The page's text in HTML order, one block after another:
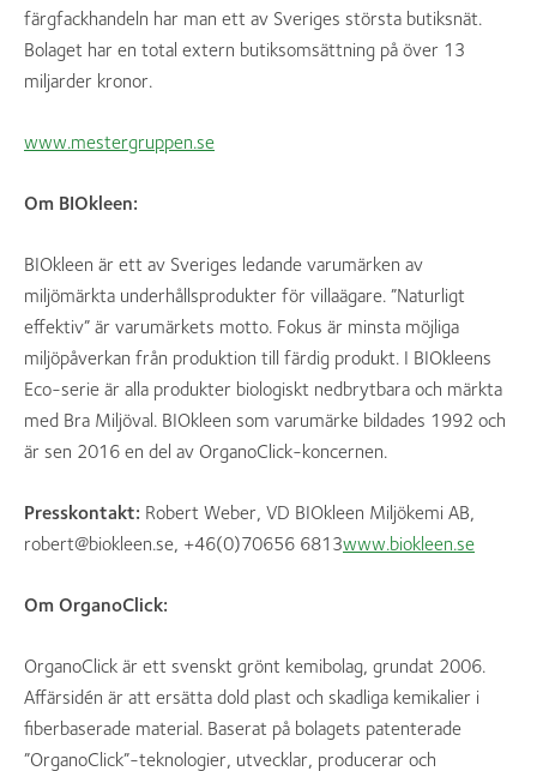
färgfackhandeln har man ett av Sveriges största butiksnät.
Bolaget har en total extern butiksomsättning på över 13
miljarder kronor.
www.mestergruppen.se
Om BIOkleen:
BIOkleen är ett av Sveriges ledande varumärken av
miljömärkta underhållsprodukter för villaägare. ”Naturligt
effektiv” är varumärkets motto. Fokus är minsta möjliga
miljöpåverkan från produktion till färdig produkt. I BIOkleens
Eco-serie är alla produkter biologiskt nedbrytbara och märkta
med Bra Miljöval. BIOkleen som varumärke bildades 1992 och
är sen 2016 en del av OrganoClick-koncernen.
Presskontakt: Robert Weber, VD BIOkleen Miljökemi AB,
robert@biokleen.se, +46(0)70656 6813www.biokleen.se
Om OrganoClick:
OrganoClick är ett svenskt grönt kemibolag, grundat 2006.
Affärsidén är att ersätta dold plast och skadliga kemikalier i
fiberbaserade material. Baserat på bolagets patenterade
”OrganoClick”-teknologier, utvecklar, producerar och